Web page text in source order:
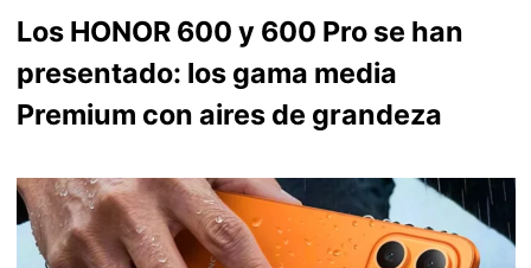
Los HONOR 600 y 600 Pro se han
presentado: los gama media
Premium con aires de grandeza